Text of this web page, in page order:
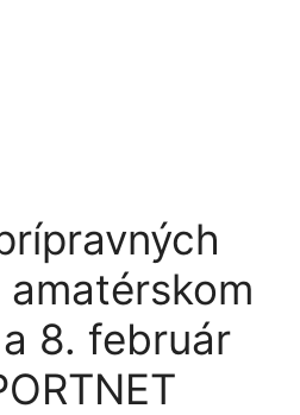
8. február